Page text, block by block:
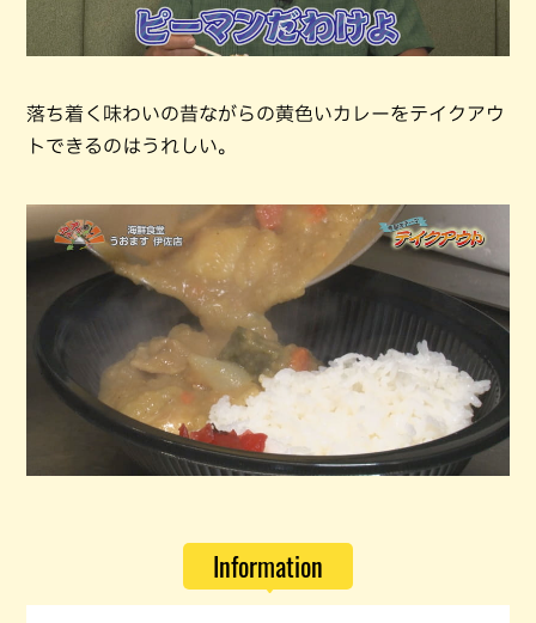
落ち着く味わいの昔ながらの黄色いカレーをテイクアウ
トできるのはうれしい。
Information